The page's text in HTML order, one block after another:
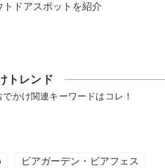
トドアスポットを紹介
トレンド
かけ関連キーワードはコレ！
ビアガーデン・ビアフェス